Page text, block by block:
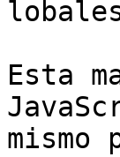
Esta
mismo